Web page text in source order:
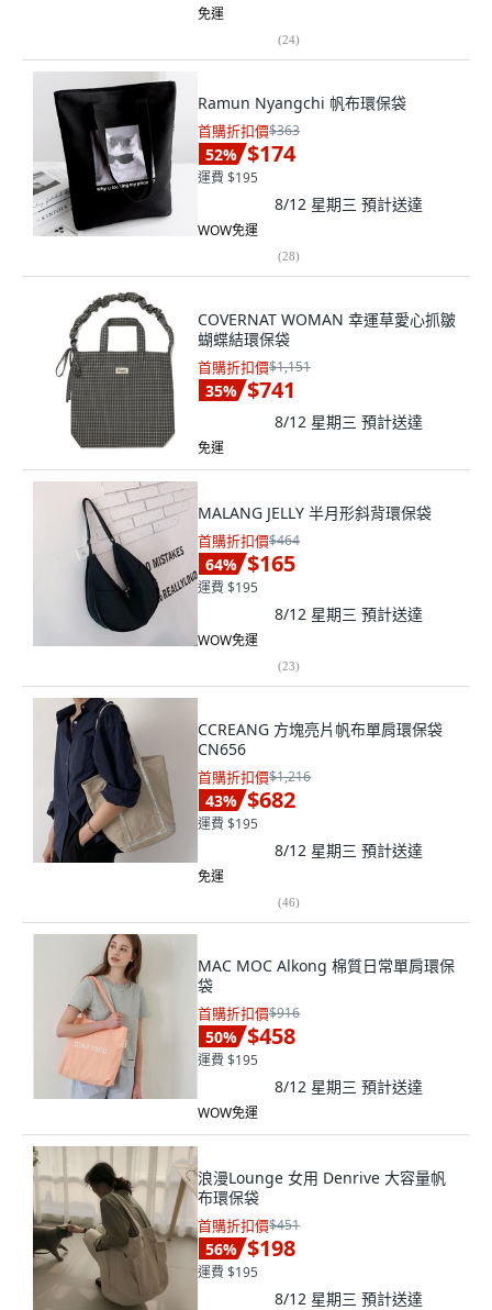
免運
(24)
Ramun Nyangchi 帆布環保袋
首購折扣價$363
52% $174
運費 $195
8/12 星期三 預計送達
WOW免運
(28)
COVERNAT WOMAN 幸運草愛心抓皺
蝴蝶結環保袋
首購折扣價$1,151
35% $741
8/12 星期三 預計送達
免運
MALANG JELLY 半月形斜背環保袋
首購折扣價$464
64% $165
運費 $195
8/12 星期三 預計送達
WOW免運
(23)
CCREANG 方塊亮片帆布單肩環保袋
CN656
首購折扣價$1,216
43% $682
運費 $195
8/12 星期三 預計送達
免運
(46)
MAC MOC Alkong 棉質日常單肩環保
袋
首購折扣價$916
50% $458
運費 $195
8/12 星期三 預計送達
WOW免運
浪漫Lounge 女用 Denrive 大容量帆
布環保袋
首購折扣價$451
56% $198
運費 $195
8/12 星期三 預計送達